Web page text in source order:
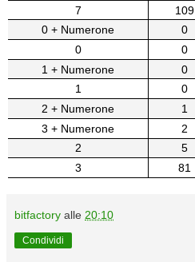
7
109
0 + Numerone
0
0
0
1 + Numerone
0
1
0
2 + Numerone
1
3 + Numerone
2
2
5
3
81
bitfactory alle 20:10
Condividi